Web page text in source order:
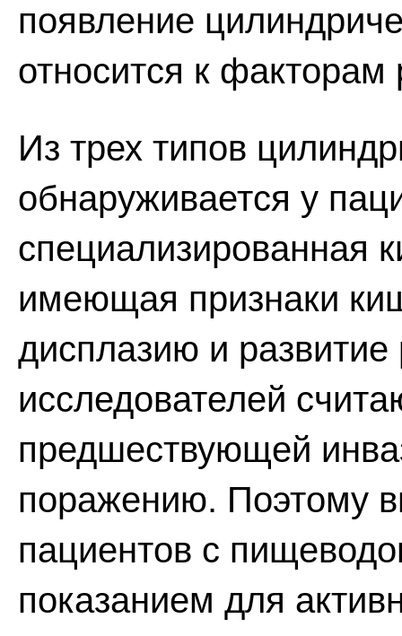
появление
относится к факторам
Из трех типов
обнаруживается у
специализированная
имеющая признаки
дисплазию и
исследователей
предшествующей
поражению. Поэтому
пациентов с
показанием для